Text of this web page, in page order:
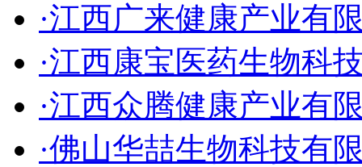
·江西广来健康产业有
·江西康宝医药生物科
·江西众腾健康产业有
·佛山华喆生物科技有